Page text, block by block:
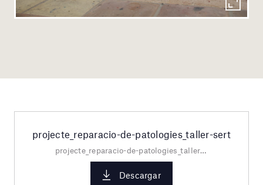
projecte_reparacio-de-patologies_taller-sert
projecte_reparacio-de-patologies_taller-sert.pdf
Descargar